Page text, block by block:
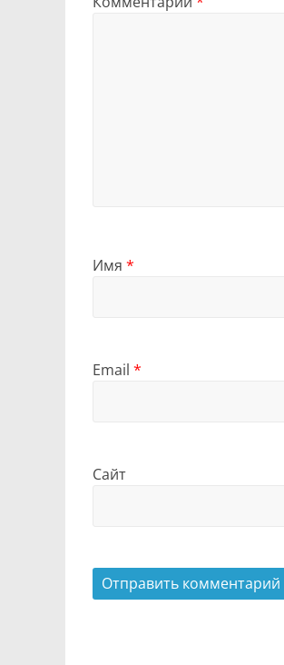
Имя *
Email *
Сайт